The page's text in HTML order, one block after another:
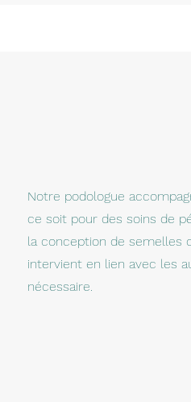
Notre podologue
ce soit pour des soins de
la conception de semelles
intervient en lien avec les
nécessaire.